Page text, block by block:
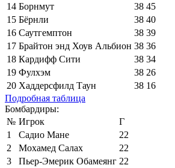
14 Борнмут 38 45
15 Бёрнли 38 40
16 Саутгемптон 38 39
17 Брайтон энд Хоув Альбион 38 36
18 Кардифф Сити 38 34
19 Фулхэм 38 26
20 Хаддерсфилд Таун 38 16
Подробная таблица
Бомбардиры:
№ Игрок
Г
1
Садио Мане
22
2
Мохамед Салах
22
3
Пьер-Эмерик Обамеянг 22